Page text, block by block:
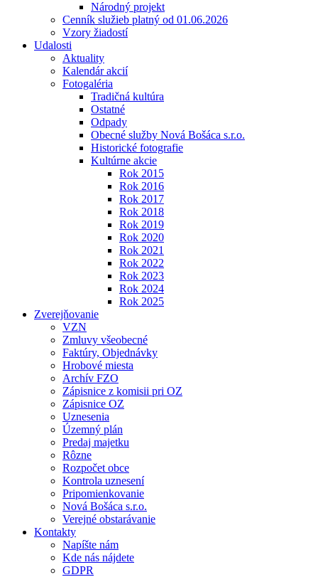
Národný projekt
Cenník služieb platný od 01.06.2026
Vzory žiadostí
Udalosti
Aktuality
Kalendár akcií
Fotogaléria
Tradičná kultúra
Ostatné
Odpady
Obecné služby Nová Bošáca s.r.o.
Historické fotografie
Kultúrne akcie
Rok 2015
Rok 2016
Rok 2017
Rok 2018
Rok 2019
Rok 2020
Rok 2021
Rok 2022
Rok 2023
Rok 2024
Rok 2025
Zverejňovanie
VZN
Zmluvy všeobecné
Faktúry, Objednávky
Hrobové miesta
Archív FZO
Zápisnice z komisii pri OZ
Zápisnice OZ
Uznesenia
Územný plán
Predaj majetku
Rôzne
Rozpočet obce
Kontrola uznesení
Pripomienkovanie
Nová Bošáca s.r.o.
Verejné obstarávanie
Kontakty
Napíšte nám
Kde nás nájdete
GDPR